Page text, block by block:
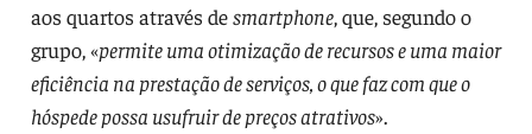
aos quartos através desmartphone, que, segundo o
grupo, «permite uma otimização de recursos e uma maior
eficiência na prestação de serviços, o que faz com que o
hóspede possa usufruir de preços atrativos».